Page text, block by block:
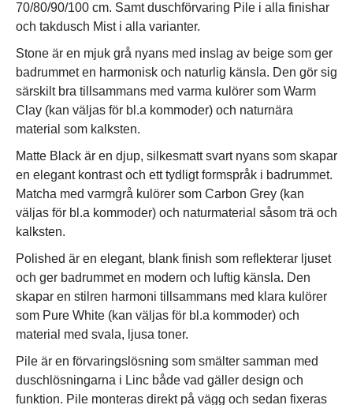
70/80/90/100 cm. Samt duschförvaring Pile i alla finishar
och takdusch Mist i alla varianter.
Stone är en mjuk grå nyans med inslag av beige som ger
badrummet en harmonisk och naturlig känsla. Den gör sig
särskilt bra tillsammans med varma kulörer som Warm
Clay (kan väljas för bl.a kommoder) och naturnära
material som kalksten.
Matte Black är en djup, silkesmatt svart nyans som skapar
en elegant kontrast och ett tydligt formspråk i badrummet.
Matcha med varmgrå kulörer som Carbon Grey (kan
väljas för bl.a kommoder) och naturmaterial såsom trä och
kalksten.
Polished är en elegant, blank finish som reflekterar ljuset
och ger badrummet en modern och luftig känsla. Den
skapar en stilren harmoni tillsammans med klara kulörer
som Pure White (kan väljas för bl.a kommoder) och
material med svala, ljusa toner.
Pile är en förvaringslösning som smälter samman med
duschlösningarna i Linc både vad gäller design och
funktion. Pile monteras direkt på vägg och sedan fixeras